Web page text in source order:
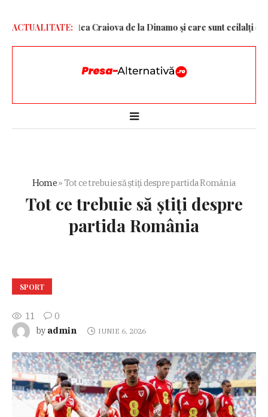
ACTUALITATE:
la Universitatea Craiova de la Dinamo și care sunt ceilalți doi
Home»Tot ce trebuie să știți despre partida România
Tot ce trebuie să știți despre
partida România
SPORT
11
0
by admin IUNIE 6, 2026